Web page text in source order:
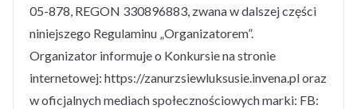
05-878, REGON 330896883, zwana w dalszej części
niniejszego Regulaminu „Organizatorem”.
Organizator informuje o Konkursie na stronie
internetowej: https://zanurzsiewluksusie.invena.pl oraz
w oficjalnych mediach społecznościowych marki: FB: